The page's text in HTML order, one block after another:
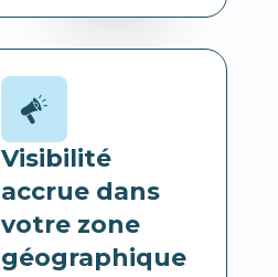
Visibilité
accrue dans
votre zone
géographique